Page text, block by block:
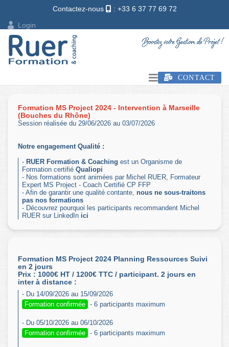
Contactez-nous
: +33 6 37 77 69 72
Login
CONTACT
Formation MS Project 2024 - Intervention à Marseille
(Bouches du Rhône)
Session réalisée du 29/06/2026 au 03/07/2026
Notre engagement Qualité :
- RUER Formation & Coaching est un Organisme de
Formation certifié Qualiopi
- Nos formations sont animées par Michel RUER, Formateur
Expert MS Project - Coach Certifié CP FFP
- Afin de garantir une qualité contante, nous ne sous-traitons
pas nos formations
- Découvrez pourquoi les participants recommandent Michel
RUER sur LinkedIn ici
Formation MS Project 2024 Planning Ressources Suivi
en 2 jours
Prix : 1000€ HT / 1200€ TTC / participant. 2 jours en
inter à distance :
- Du 14/09/2026 au 15/09/2026
Formation confirmée - 6 participants maximum
- Du 05/10/2026 au 06/10/2026
Formation confirmée - 6 participants maximum